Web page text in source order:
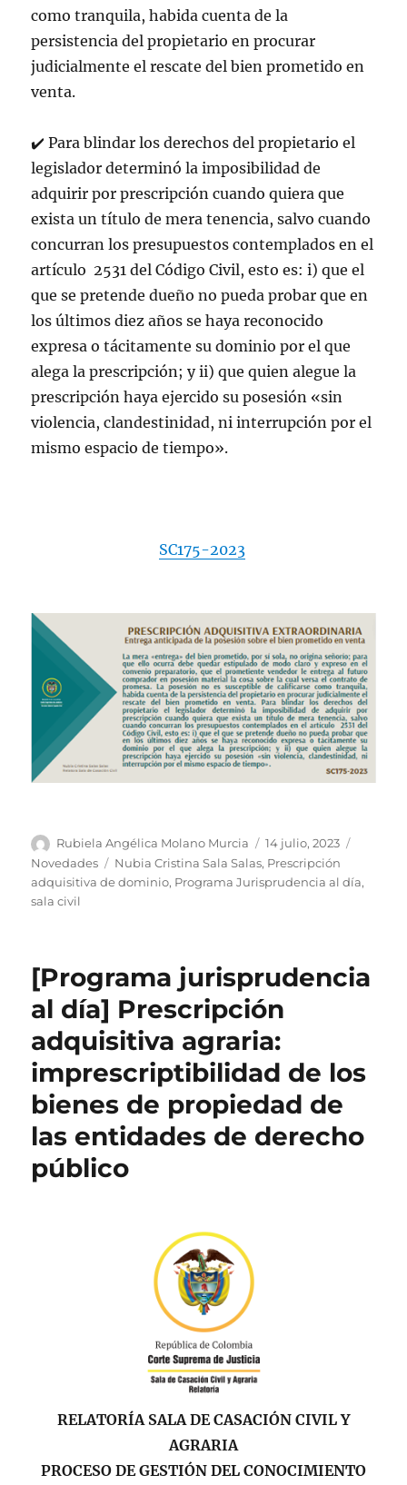
como tranquila, habida cuenta de la
persistencia del propietario en procurar
judicialmente el rescate del bien prometido en
venta.
✔ ️Para blindar los derechos del propietario el
legislador determinó la imposibilidad de
adquirir por prescripción cuando quiera que
exista un título de mera tenencia, salvo cuando
concurran los presupuestos contemplados en el
artículo 2531 del Código Civil, esto es: i) que el
que se pretende dueño no pueda probar que en
los últimos diez años se haya reconocido
expresa o tácitamente su dominio por el que
alega la prescripción; y ii) que quien alegue la
prescripción haya ejercido su posesión «sin
violencia, clandestinidad, ni interrupción por el
mismo espacio de tiempo».
SC175-2023
Autor
Rubiela Angélica Molano Murcia
Publicado
el
14 julio, 2023
Novedades
Etiquetas
Nubia Cristina Sala Salas, Prescripción
adquisitiva de dominio, Programa Jurisprudencia al día,
sala civil
[Programa jurisprudencia
al día] Prescripción
adquisitiva agraria:
imprescriptibilidad de los
bienes de propiedad de
las entidades de derecho
público
RELATORÍA SALA DE CASACIÓN CIVIL Y
AGRARIA
PROCESO DE GESTIÓN DEL CONOCIMIENTO